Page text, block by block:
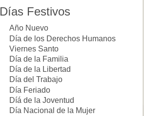
Días Festivos
Año Nuevo
Día de los Derechos Humanos
Viernes Santo
Día de la Familia
Día de la Libertad
Día del Trabajo
Día Feriado
Díá de la Joventud
Día Nacional de la Mujer